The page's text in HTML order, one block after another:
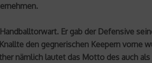
Er gab der Defensive
den gegnerischen Keepern
nämlich lautet das Motto des auch